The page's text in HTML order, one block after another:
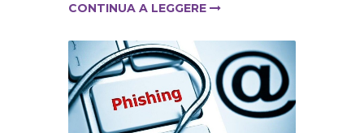
CONTINUA A LEGGERE